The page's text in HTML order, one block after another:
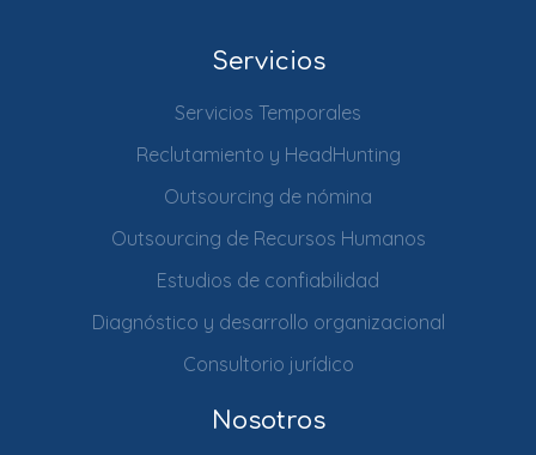
Servicios
Servicios Temporales
Reclutamiento y HeadHunting
Outsourcing de nómina
Outsourcing de Recursos Humanos
Estudios de confiabilidad
Diagnóstico y desarrollo organizacional
Consultorio jurídico
Nosotros